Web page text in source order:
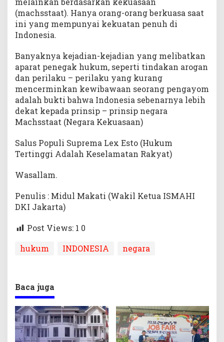
(machsstaat). Hanya orang-orang berkuasa saat
ini yang mempunyai kekuatan penuh di
Indonesia.
Banyaknya kejadian-kejadian yang melibatkan
aparat penegak hukum, seperti tindakan arogan
dan perilaku – perilaku yang kurang
mencerminkan kewibawaan seorang pengayom
adalah bukti bahwa Indonesia sebenarnya lebih
dekat kepada prinsip – prinsip negara
Machsstaat (Negara Kekuasaan)
Salus Populi Suprema Lex Esto (Hukum
Tertinggi Adalah Keselamatan Rakyat)
Wasallam.
Penulis : Midul Makati (Wakil Ketua ISMAHI
DKI Jakarta)
Post Views: 1 0
hukum
INDONESIA negara
Baca juga